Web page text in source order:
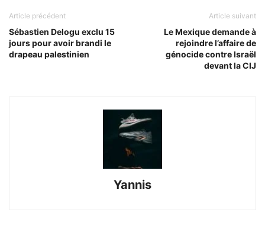
Article précédent
Sébastien Delogu exclu 15
jours pour avoir brandi le
drapeau palestinien
Article suivant
Le Mexique demande à
rejoindre l’affaire de
génocide contre Israël
devant la CIJ
Yannis